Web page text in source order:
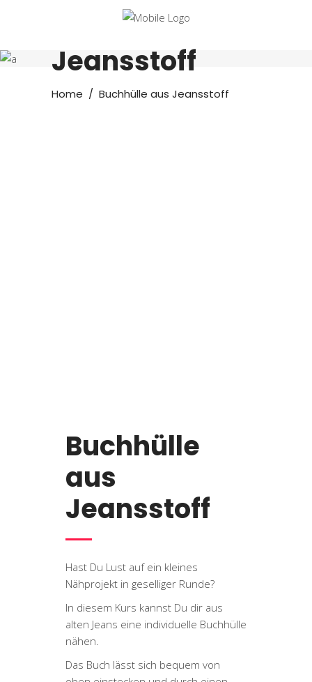
Buchhülle aus
Jeansstoff
Home / Buchhülle aus Jeansstoff
Buchhülle
aus
Jeansstoff
Hast Du Lust auf ein kleines
Nähprojekt in geselliger Runde?
In diesem Kurs kannst Du dir aus
alten Jeans eine individuelle Buchhülle
nähen.
Das Buch lässt sich bequem von